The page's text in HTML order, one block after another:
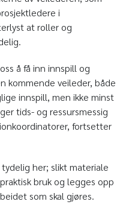
i
at roller og
å få inn innspill og
kommende veileder, både
innspill, men ikke minst
tids- og ressursmessig
fortsetter
her; slikt materiale
bruk og legges opp
som skal gjøres.